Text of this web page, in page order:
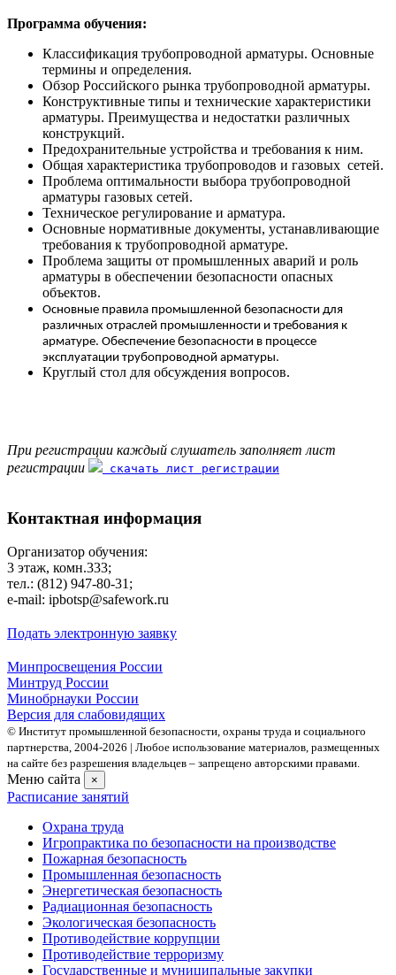
Программа обучения:
Классификация трубопроводной арматуры. Основные
термины и определения.
Обзор Российского рынка трубопроводной арматуры.
Конструктивные типы и технические характеристики
арматуры. Преимущества и недостатки различных
конструкций.
Предохранительные устройства и требования к ним.
Общая характеристика трубопроводов и газовых сетей.
Проблема оптимальности выбора трубопроводной
арматуры газовых сетей.
Техническое регулирование и арматура.
Основные нормативные документы, устанавливающие
требования к трубопроводной арматуре.
Проблема защиты от промышленных аварий и роль
арматуры в обеспечении безопасности опасных
объектов.
Основные правила промышленной безопасности для
различных отраслей промышленности и требования к
арматуре. Обеспечение безопасности в процессе
эксплуатации трубопроводной арматуры.
Круглый стол для обсуждения вопросов.
При регистрации каждый слушатель заполняет лист
регистрации
скачать лист регистрации
Контактная информация
Организатор обучения:
3 этаж, комн.333;
тел.: (812) 947-80-31;
e-mail: ipbotsp@safework.ru
Подать электронную заявку
Минпросвещения России
Минтруд России
Минобрнауки России
Версия для слабовидящих
© Институт промышленной безопасности, охраны труда и социального
партнерства, 2004- 2026 | Любое использование материалов, размещенных
на сайте без разрешения владельцев – запрещено авторскими правами.
Меню сайта ×
Расписание занятий
Охрана труда
Игропрактика по безопасности на производстве
Пожарная безопасность
Промышленная безопасность
Энергетическая безопасность
Радиационная безопасность
Экологическая безопасность
Противодействие коррупции
Противодействие терроризму
Государственные и муниципальные закупки